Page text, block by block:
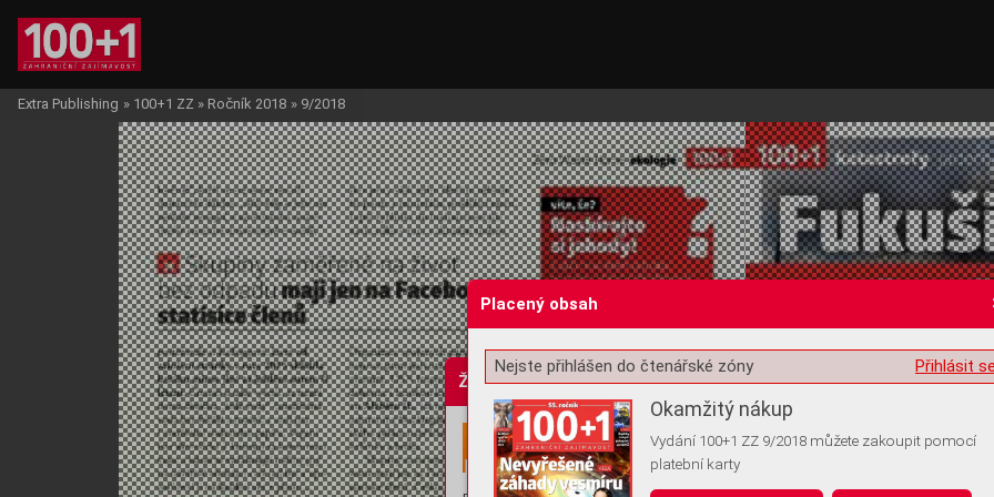
Žádost o souhlas s ukládáním volitelných informací
Extra Publishing » 100+1 ZZ » Ročník 2018 » 9/2018
Placený obsah
Přihlásit
Nejste přihlášen do čtenářské zóny
Okamžitý nákup
Vydání 100+1 ZZ 9/2018 můžete zakoupit pomocí
platební karty